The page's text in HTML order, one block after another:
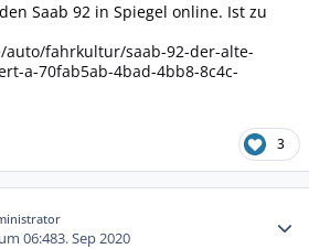
Saab 92 in Spiegel online. Ist zu
fahrkultur/saab-92-der-alte-
a-70fab5ab-4bad-4bb8-8c4c-
3
06:483. Sep 2020